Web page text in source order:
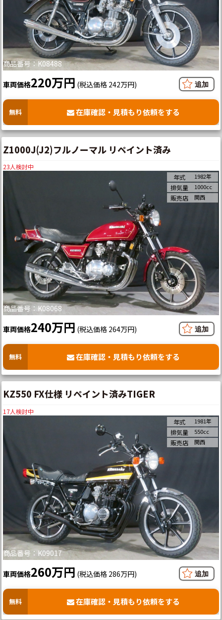
商品番号：K08488
車両価格220万円 (税込価格 242万円)
無料 在庫確認・見積もり依頼をする
Z1000J(J2)フルノーマル リペイント済み
23人検討中
商品番号：K08068
年式 1982年
排気量 1000cc
販売店 関西
車両価格240万円 (税込価格 264万円)
無料 在庫確認・見積もり依頼をする
KZ550 FX仕様 リペイント済みTIGER
17人検討中
商品番号：K09017
年式 1981年
排気量 550cc
販売店 関西
車両価格260万円 (税込価格 286万円)
無料 在庫確認・見積もり依頼をする